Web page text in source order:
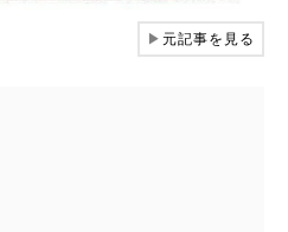
▶元記事を見る